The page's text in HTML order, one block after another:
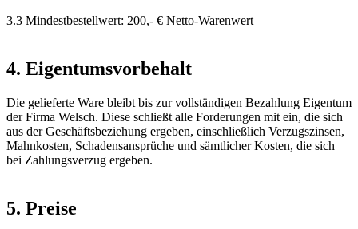
3.3 Mindestbestellwert: 200,- € Netto-Warenwert
4. Eigentumsvorbehalt
Die gelieferte Ware bleibt bis zur vollständigen Bezahlung Eigentum
der Firma Welsch. Diese schließt alle Forderungen mit ein, die sich
aus der Geschäftsbeziehung ergeben, einschließlich Verzugszinsen,
Mahnkosten, Schadensansprüche und sämtlicher Kosten, die sich
bei Zahlungsverzug ergeben.
5. Preise